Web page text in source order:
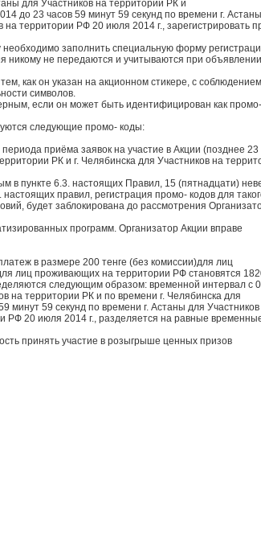
для Участников на территории РК и
до 23 часов 59 минут 59 секунд по времени г.
на территории РФ 20 июля 2014 г., зарегистрировать
заполнить специальную форму
никому не передаются и учитываются при объявлении
как он указан на акционном стикере, с соблюдением
символов.
если он может быть идентифицирован как
следующие промо- коды:
приёма заявок на участие в Акции (позднее 23
РК и г. Челябинска для Участников на
в пункте 6.3. настоящих Правил, 15 (пятнадцати)
правил, регистрация промо- кодов для
будет заблокирована до рассмотрения
программ. Организатор Акции вправе
в размере 200 тенге (без комиссии)для лиц
лиц проживающих на территории РФ становятся
следующим образом: временной интервал с
на территории РК и по времени г. Челябинска для
минут 59 секунд по времени г. Астаны для
РФ 20 июля 2014 г., разделяется на равные
принять участие в розыгрыше ценных призов